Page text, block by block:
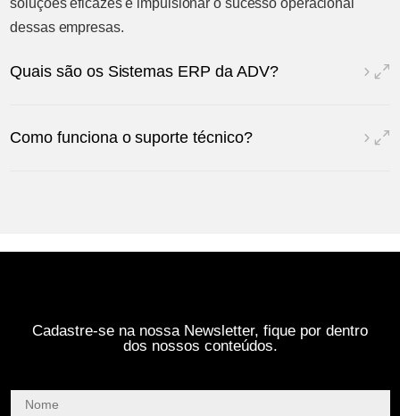
dessas empresas.
Quais são os Sistemas ERP da ADV?
Como funciona o suporte técnico?
Cadastre-se na nossa Newsletter, fique por dentro
dos nossos conteúdos.